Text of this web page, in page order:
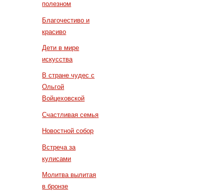
полезном
Благочестиво и
красиво
Дети в мире
искусства
В стране чудес с
Ольгой
Войцеховской
Счастливая семья
Новостной собор
Встреча за
кулисами
Молитва вылитая
в бронзе